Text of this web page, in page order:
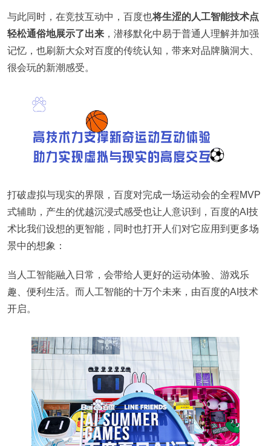
与此同时，在竞技互动中，百度也将生涩的人工智能技术点
轻松通俗地展示了出来 ，潜移默化中易于普通人理解并加强
记忆，也刷新大众对百度的传统认知，带来对品牌脑洞大、
很会玩的新潮感受。
打破虚拟与现实的界限，百度对完成一场运动会的全程MVP
式辅助，产生的优越沉浸式感受也让人意识到，百度的AI技
术比我们设想的更智能，同时也打开人们对它应用到更多场
景中的想象：
当人工智能融入日常，会带给人更好的运动体验、游戏乐
趣、便利生活。而人工智能的十万个未来，由百度的AI技术
开启。